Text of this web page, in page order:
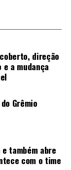
direção
a mudança
Grêmio
também abre
com o time